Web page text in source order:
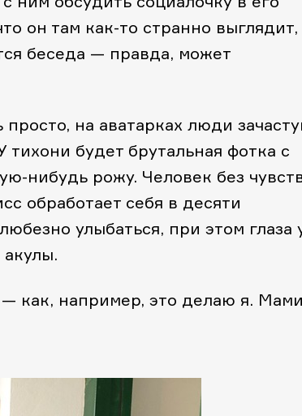
он там как-то странно
беседа — правда, может
на аватарках люди
тихони будет брутальная фотка с
нибудь рожу. Человек без
обработает себя в десяти
улыбаться, при этом глаза
как, например, это делаю я.